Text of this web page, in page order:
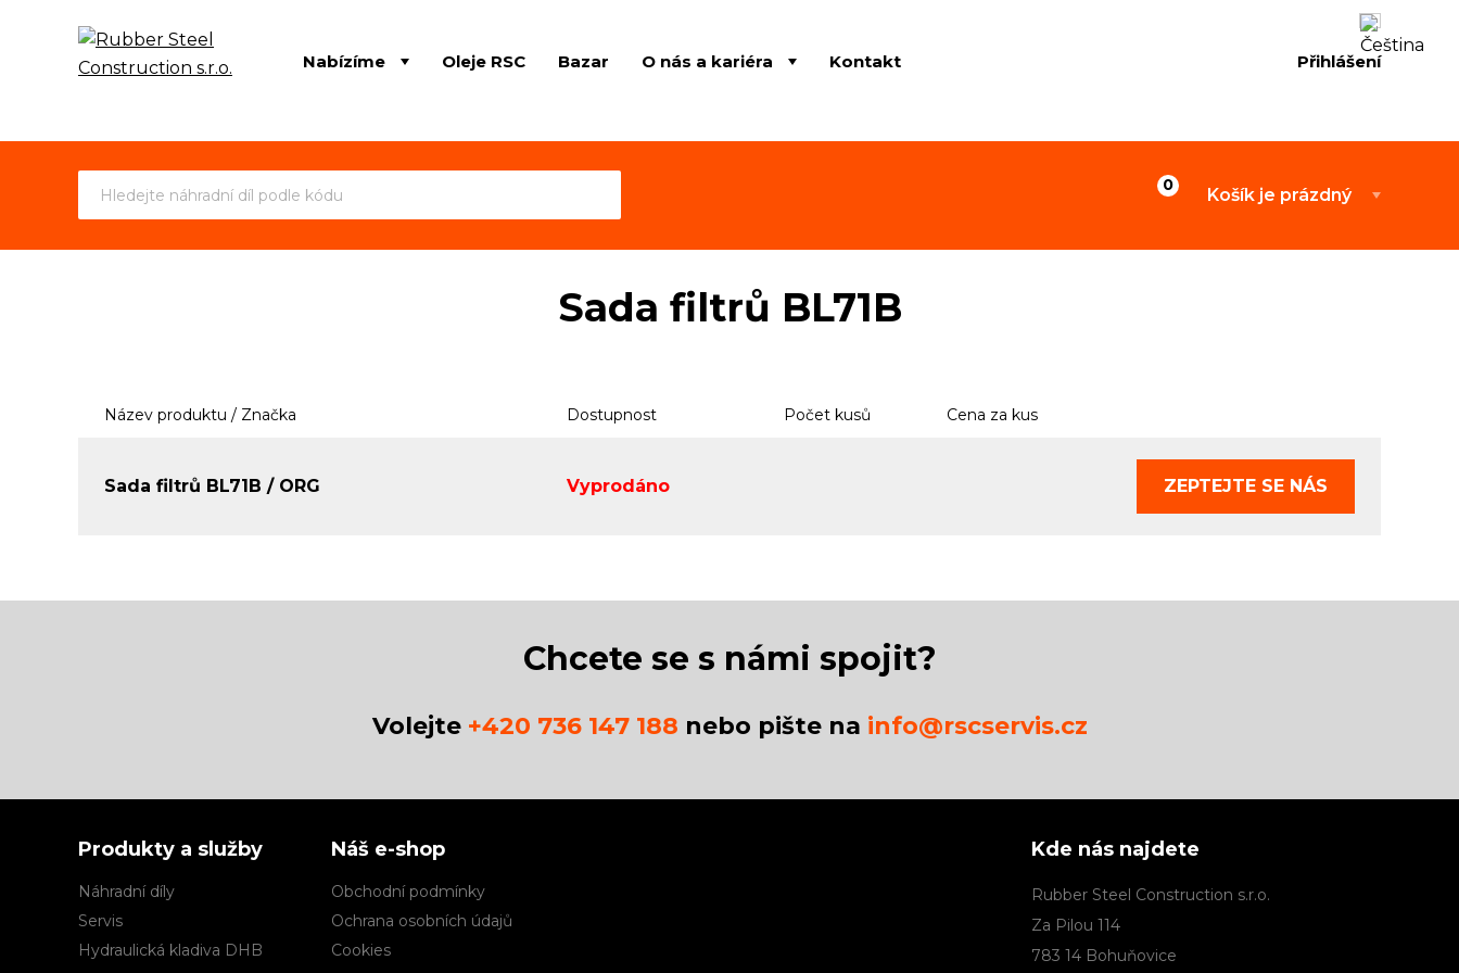
Přihlášení
Nabízíme Oleje RSC Bazar O nás a kariéra Kontakt
Košík je prázdný
Sada filtrů BL71B
Název produktu / Značka Dostupnost Počet kusů Cena za kus
Sada filtrů BL71B / ORG Vyprodáno ZEPTEJTE SE NÁS
Chcete se s námi spojit?
Volejte +420 736 147 188 nebo pište na info@rscservis.cz
Produkty a služby
Náhradní díly
Servis
Hydraulická kladiva DHB
Náš e-shop
Obchodní podmínky
Ochrana osobních údajů
Cookies
Kde nás najdete
Rubber Steel Construction s.r.o.
Za Pilou 114
783 14 Bohuňovice